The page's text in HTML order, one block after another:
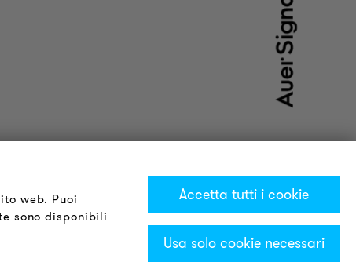
web. Puoi
sono disponibili
Accetta tutti i cookie
Usa solo cookie necessari